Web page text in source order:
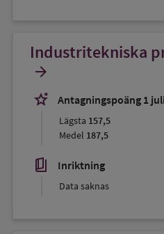
Industritekniska
arrow_forward
stars_2
Antagningspoäng 1
Lägsta 157,5
Medel 187,5
book_5 Inriktning
Data saknas